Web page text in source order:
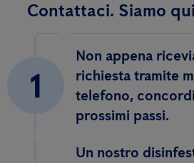
Contattaci. Siamo
1
Non appena
richiesta tramite
telefono,
prossimi passi.
Un nostro